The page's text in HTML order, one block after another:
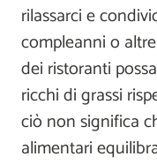
rilassarci e
compleanni o
dei ristoranti
ricchi di grassi
ciò non significa
alimentari